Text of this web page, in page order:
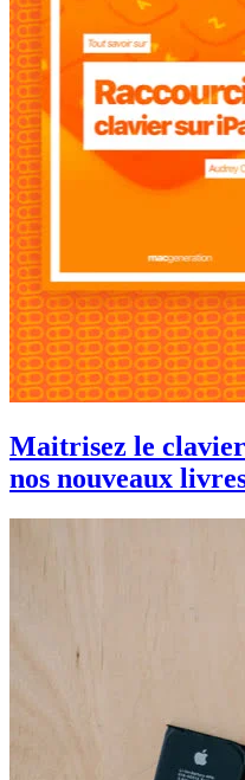
Maitrisez le
nos nouveaux